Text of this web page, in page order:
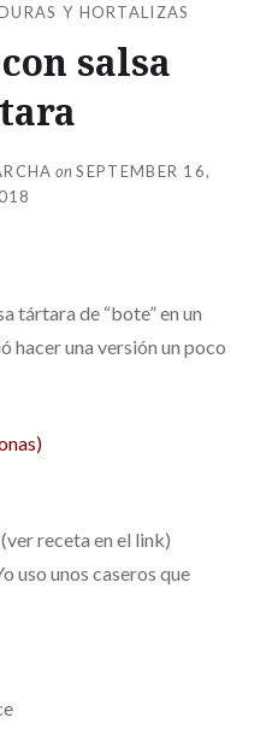
Y HORTALIZAS
salsa
onSEPTEMBER 16,
tártara de “bote” en un
hacer una versión un poco
(ver receta en el link)
uso unos caseros que